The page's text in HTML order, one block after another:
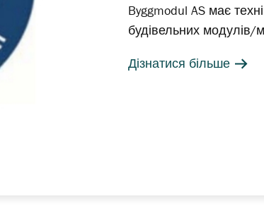
Byggmodul AS має
будівельних модулів/
Дізнатися більше